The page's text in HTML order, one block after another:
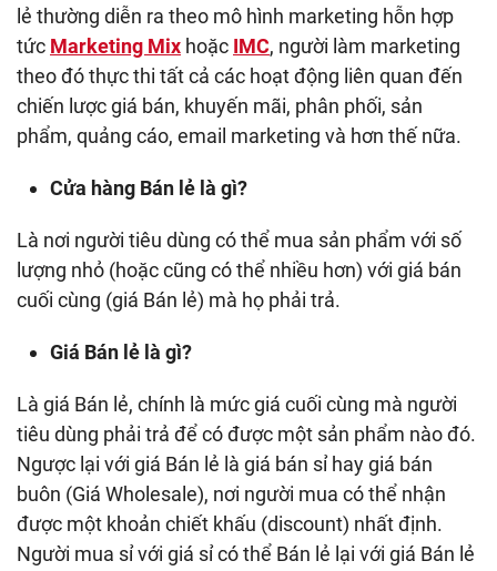
lẻ thường diễn ra theo mô hình marketing hỗn hợp
tức Marketing Mix hoặc IMC, người làm marketing
theo đó thực thi tất cả các hoạt động liên quan đến
chiến lược giá bán, khuyến mãi, phân phối, sản
phẩm, quảng cáo, email marketing và hơn thế nữa.
Cửa hàng Bán lẻ là gì?
Là nơi người tiêu dùng có thể mua sản phẩm với số
lượng nhỏ (hoặc cũng có thể nhiều hơn) với giá bán
cuối cùng (giá Bán lẻ) mà họ phải trả.
Giá Bán lẻ là gì?
Là giá Bán lẻ, chính là mức giá cuối cùng mà người
tiêu dùng phải trả để có được một sản phẩm nào đó.
Ngược lại với giá Bán lẻ là giá bán sỉ hay giá bán
buôn (Giá Wholesale), nơi người mua có thể nhận
được một khoản chiết khấu (discount) nhất định.
Người mua sỉ với giá sỉ có thể Bán lẻ lại với giá Bán lẻ